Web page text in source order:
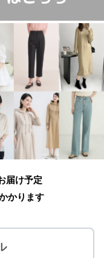
届け予定
かります